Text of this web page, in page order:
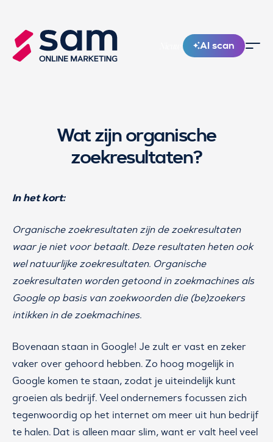
Nieuw! AI scan
Wat zijn organische
zoekresultaten?
In het kort:
Organische zoekresultaten zijn de zoekresultaten
waar je niet voor betaalt. Deze resultaten heten ook
wel natuurlijke zoekresultaten. Organische
zoekresultaten worden getoond in zoekmachines als
Google op basis van zoekwoorden die (be)zoekers
intikken in de zoekmachines.
Bovenaan staan in Google! Je zult er vast en zeker
vaker over gehoord hebben. Zo hoog mogelijk in
Google komen te staan, zodat je uiteindelijk kunt
groeien als bedrijf. Veel ondernemers focussen zich
tegenwoordig op het internet om meer uit hun bedrijf
te halen. Dat is alleen maar slim, want er valt heel veel